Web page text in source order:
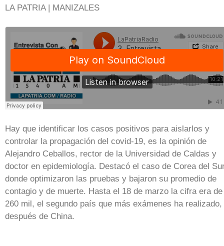
LA PATRIA | MANIZALES
Hay que identificar los casos positivos para aislarlos y
controlar la propagación del covid-19, es la opinión de
Alejandro Ceballos, rector de la Universidad de Caldas y
doctor en epidemiología. Destacó el caso de Corea del
donde optimizaron las pruebas y bajaron su promedio de
contagio y de muerte. Hasta el 18 de marzo la cifra era de
260 mil, el segundo país que más exámenes ha realizado,
después de China.